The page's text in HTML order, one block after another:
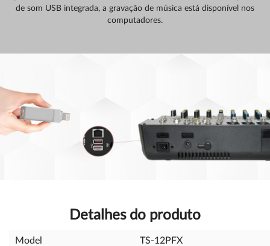
de som USB integrada, a gravação de música está disponível nos
computadores.
Detalhes do produto
Model TS-12PFX